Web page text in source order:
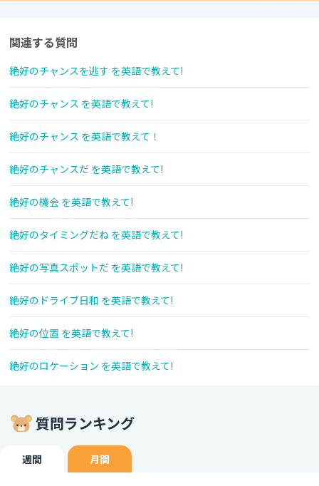
関連する質問
絶好のチャンスを逃す を英語で教えて!
絶好のチャンス を英語で教えて!
絶好のチャンス を英語で教えて！
絶好のチャンスだ を英語で教えて!
絶好の機会 を英語で教えて!
絶好のタイミングだね を英語で教えて!
絶好の写真スポットだ を英語で教えて!
絶好のドライブ日和 を英語で教えて!
絶好の位置 を英語で教えて!
絶好のロケーション を英語で教えて!
質問ランキング
週間 月間